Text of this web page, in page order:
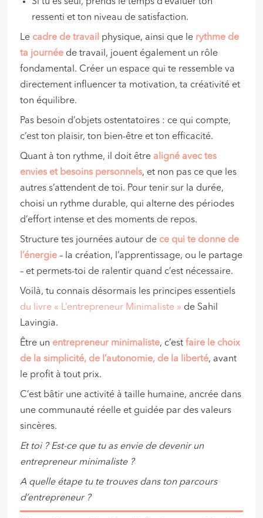
ressenti et ton niveau de satisfaction.
Le cadre de travail physique, ainsi que le rythme de
ta journée de travail, jouent également un rôle
fondamental. Créer un espace qui te ressemble va
directement influencer ta motivation, ta créativité et
ton équilibre.
Pas besoin d’objets ostentatoires : ce qui compte,
c’est ton plaisir, ton bien-être et ton efficacité.
Quant à ton rythme, il doit être aligné avec tes
envies et besoins personnels, et non pas ce que les
autres s’attendent de toi. Pour tenir sur la durée,
choisi un rythme durable, qui alterne des périodes
d’effort intense et des moments de repos.
Structure tes journées autour de ce qui te donne de
l’énergie – la création, l’apprentissage, ou le partage
– et permets-toi de ralentir quand c’est nécessaire.
Voilà, tu connais désormais les principes essentiels
du livre « L’entrepreneur Minimaliste » de Sahil
Lavingia.
Être un entrepreneur minimaliste, c’estfaire le choix
de la simplicité, de l’autonomie, de la liberté, avant
le profit à tout prix.
C’est bâtir une activité à taille humaine, ancrée dans
une communauté réelle et guidée par des valeurs
sincères.
Et toi ? Est-ce que tu as envie de devenir un
entrepreneur minimaliste ?
A quelle étape tu te trouves dans ton parcours
d’entrepreneur ?